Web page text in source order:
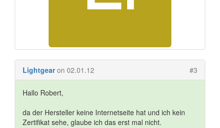
Lightgear on 02.01.12 #3
Hallo Robert,
da der Hersteller keine Internetseite hat und ich kein
Zertifikat sehe, glaube ich das erst mal nicht.